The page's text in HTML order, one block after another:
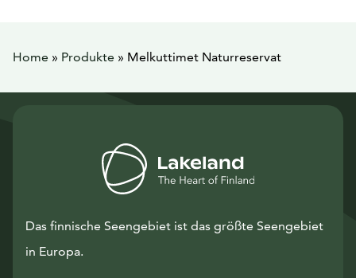
Home » Produkte » Melkuttimet Naturreservat
Das finnische Seengebiet ist das größte Seengebiet
in Europa.